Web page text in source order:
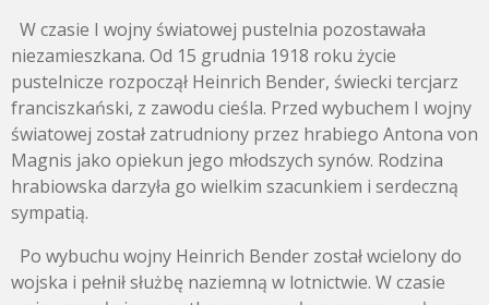
W czasie I wojny światowej pustelnia pozostawała
niezamieszkana. Od 15 grudnia 1918 roku życie
pustelnicze rozpoczął Heinrich Bender, świecki tercjarz
franciszkański, z zawodu cieśla. Przed wybuchem I wojny
światowej został zatrudniony przez hrabiego Antona von
Magnis jako opiekun jego młodszych synów. Rodzina
hrabiowska darzyła go wielkim szacunkiem i serdeczną
sympatią.
Po wybuchu wojny Heinrich Bender został wcielony do
wojska i pełnił służbę naziemną w lotnictwie. W czasie